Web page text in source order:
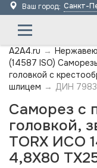
Ваш город: Санкт-
A2A4.ru →
(14587 ISO)
головкой с
шлицем → ДИН
Саморез с
головкой,
TORX ИСО
4,8X80